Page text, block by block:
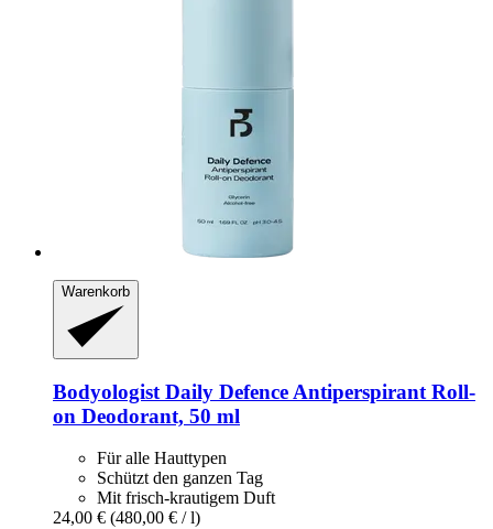
Warenkorb
Bodyologist Daily Defence Antiperspirant Roll-​
on Deodorant, 50 ml
Für alle Hauttypen
Schützt den ganzen Tag
Mit frisch-krautigem Duft
24,00 € (480,00 € / l)